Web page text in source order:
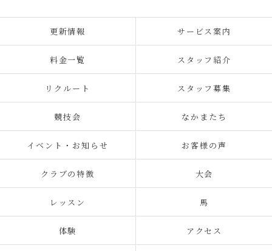
更新情報 サービス案内
料金一覧 スタッフ紹介
リクルート スタッフ募集
競技会 なかまたち
イベント・お知らせ お客様の声
クラブの特徴 大会
レッスン 馬
体験 アクセス